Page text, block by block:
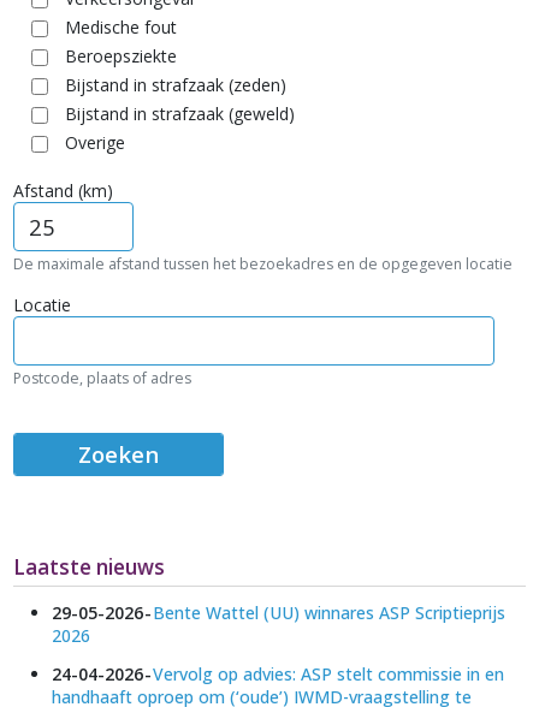
Medische fout
Beroepsziekte
Bijstand in strafzaak (zeden)
Bijstand in strafzaak (geweld)
Overige
Afstand (km)
De maximale afstand tussen het bezoekadres en de opgegeven locatie
Locatie
Postcode, plaats of adres
Laatste nieuws
29-05-2026 Bente Wattel (UU) winnares ASP Scriptieprijs
2026
24-04-2026 Vervolg op advies: ASP stelt commissie in en
handhaaft oproep om (‘oude’) IWMD-vraagstelling te